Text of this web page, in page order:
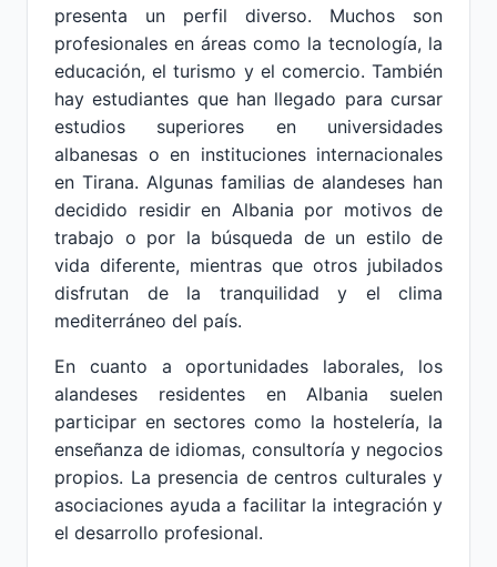
presenta un perfil diverso. Muchos son
profesionales en áreas como la tecnología, la
educación, el turismo y el comercio. También
hay estudiantes que han llegado para cursar
estudios superiores en universidades
albanesas o en instituciones internacionales
en Tirana. Algunas familias de alandeses han
decidido residir en Albania por motivos de
trabajo o por la búsqueda de un estilo de
vida diferente, mientras que otros jubilados
disfrutan de la tranquilidad y el clima
mediterráneo del país.
En cuanto a oportunidades laborales, los
alandeses residentes en Albania suelen
participar en sectores como la hostelería, la
enseñanza de idiomas, consultoría y negocios
propios. La presencia de centros culturales y
asociaciones ayuda a facilitar la integración y
el desarrollo profesional.